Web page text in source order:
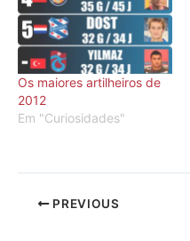
Os maiores artilheiros de
2012
Em "Curiosidades"
PREVIOUS